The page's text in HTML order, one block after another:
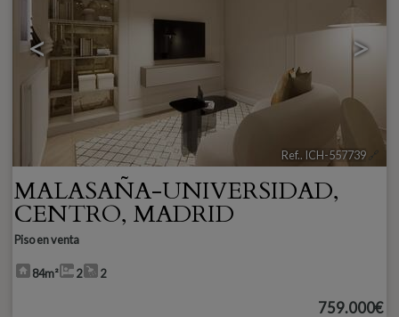
< >
Ref.. ICH-557739 🔗
MALASAÑA-UNIVERSIDAD,
CENTRO, MADRID
Piso en venta
84m² 2 2
759.000€